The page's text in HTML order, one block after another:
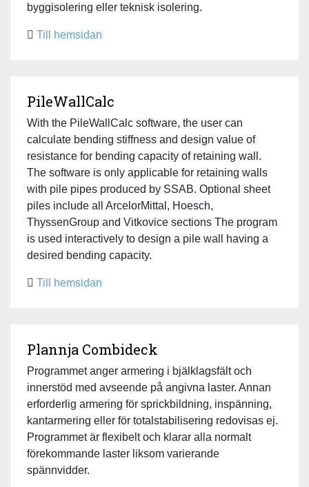
byggisolering eller teknisk isolering.
Till hemsidan
PileWallCalc
With the PileWallCalc software, the user can
calculate bending stiffness and design value of
resistance for bending capacity of retaining wall.
The software is only applicable for retaining walls
with pile pipes produced by SSAB. Optional sheet
piles include all ArcelorMittal, Hoesch,
ThyssenGroup and Vitkovice sections The program
is used interactively to design a pile wall having a
desired bending capacity.
Till hemsidan
Plannja Combideck
Programmet anger armering i bjälklagsfält och
innerstöd med avseende på angivna laster. Annan
erforderlig armering för sprickbildning, inspänning,
kantarmering eller för totalstabilisering redovisas ej.
Programmet är flexibelt och klarar alla normalt
förekommande laster liksom varierande
spännvidder.